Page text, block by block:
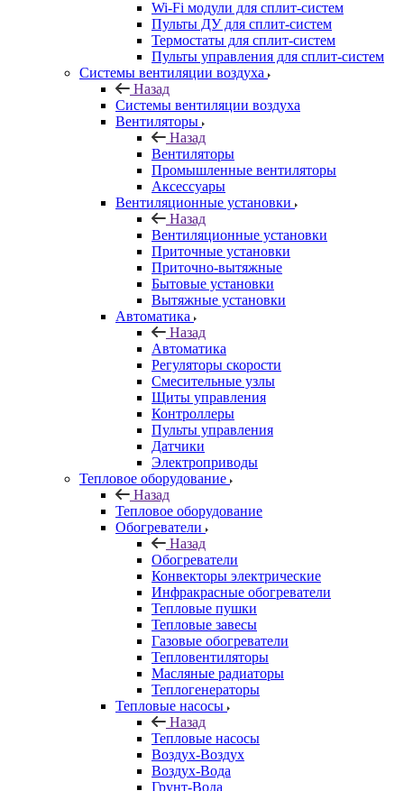
Wi-Fi модули для сплит-систем
Пульты ДУ для сплит-систем
Термостаты для сплит-систем
Пульты управления для сплит-систем
Системы вентиляции воздуха
Назад
Системы вентиляции воздуха
Вентиляторы
Назад
Вентиляторы
Промышленные вентиляторы
Аксессуары
Вентиляционные установки
Назад
Вентиляционные установки
Приточные установки
Приточно-вытяжные
Бытовые установки
Вытяжные установки
Автоматика
Назад
Автоматика
Регуляторы скорости
Смесительные узлы
Щиты управления
Контроллеры
Пульты управления
Датчики
Электроприводы
Тепловое оборудование
Назад
Тепловое оборудование
Обогреватели
Назад
Обогреватели
Конвекторы электрические
Инфракрасные обогреватели
Тепловые пушки
Тепловые завесы
Газовые обогреватели
Тепловентиляторы
Масляные радиаторы
Теплогенераторы
Тепловые насосы
Назад
Тепловые насосы
Воздух-Воздух
Воздух-Вода
Грунт-Вода